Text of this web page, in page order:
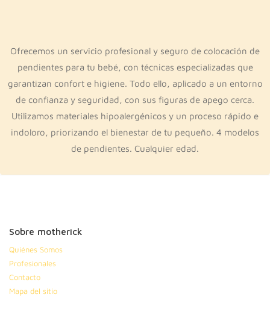
Ofrecemos un servicio profesional y seguro de colocación de
pendientes para tu bebé, con técnicas especializadas que
garantizan confort e higiene. Todo ello, aplicado a un entorno
de confianza y seguridad, con sus figuras de apego cerca.
Utilizamos materiales hipoalergénicos y un proceso rápido e
indoloro, priorizando el bienestar de tu pequeño. 4 modelos
de pendientes. Cualquier edad.
Sobre motherick
Quiénes Somos
Profesionales
Contacto
Mapa del sitio